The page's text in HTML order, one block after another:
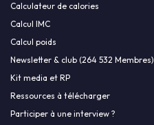
Calculateur de calories
Calcul IMC
Calcul poids
Newsletter & club (264 532 Membres)
Kit media et RP
Ressources à télécharger
Participer à une interview ?